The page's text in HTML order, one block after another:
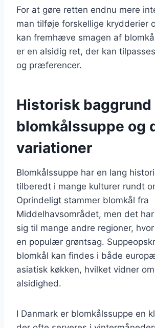
For at gøre retten endnu mere
man tilføje forskellige krydderier
kan fremhæve smagen af
er en alsidig ret, der kan
og præferencer.
Historisk baggrund
blomkålssuppe og
variationer
Blomkålssuppe har en lang
tilberedt i mange kulturer rundt
Oprindeligt stammer blomkål fra
Middelhavsområdet, men det
sig til mange andre regioner,
en populær grøntsag.
blomkål kan findes i både
asiatisk køkken, hvilket vidner
alsidighed.
I Danmark er blomkålssuppe en